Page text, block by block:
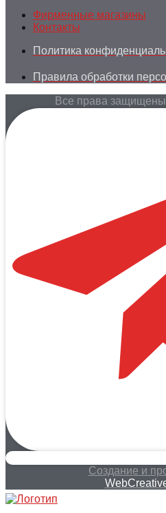
Фирменные магазины
Контакты
Политика
Правила обработки
Все права
Создание и